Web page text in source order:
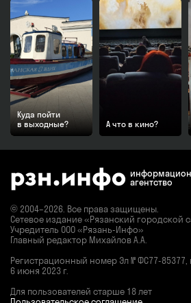
Куда пойти
в выходные?
А что в кино?
агентство
© 2004–2026. Все права защищены.
Сетевое издание «Рязанский городской
Учредитель ООО «Рязань-Инфо»
Главный редактор Михайлов А.А.
Регистрационный номер Эл № ФС77-85377,
6 июня 2023 г.
Для пользователей старше 18 лет